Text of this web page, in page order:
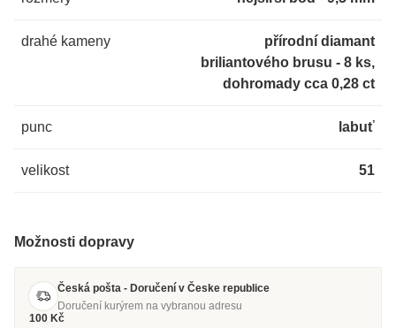
drahé kameny
přírodní diamant
briliantového brusu - 8 ks,
dohromady cca 0,28 ct
punc labuť
velikost 51
Možnosti dopravy
Česká pošta - Doručení v Česke republice
Doručení kurýrem na vybranou adresu
100 Kč